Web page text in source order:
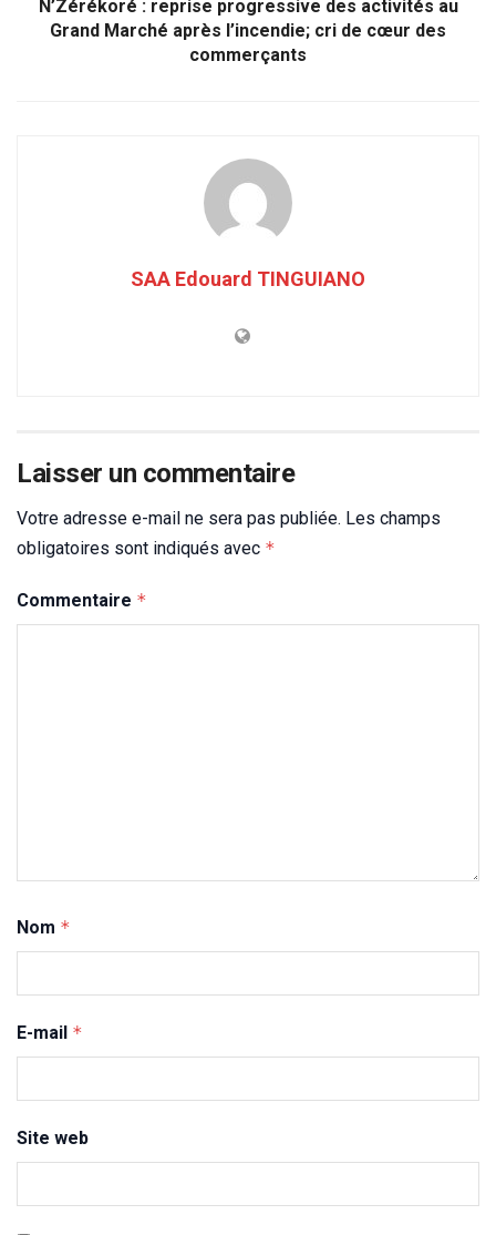
N’Zérékoré : reprise progressive des activités au
Grand Marché après l’incendie; cri de cœur des
commerçants
SAA Edouard TINGUIANO
Laisser un commentaire
Votre adresse e-mail ne sera pas publiée. Les champs
obligatoires sont indiqués avec *
Commentaire *
Nom *
E-mail *
Site web